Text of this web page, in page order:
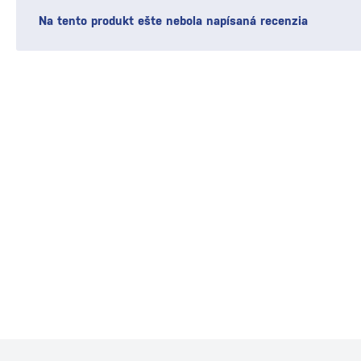
Na tento produkt ešte nebola napísaná recenzia